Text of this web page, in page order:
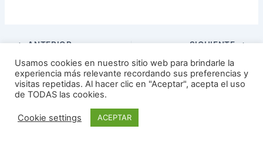
ANTERIOR SIGUIENTE
Tema Astra para WordPress
Usamos cookies en nuestro sitio web para brindarle la
experiencia más relevante recordando sus preferencias y
visitas repetidas. Al hacer clic en "Aceptar", acepta el uso
de TODAS las cookies.
Cookie settings ACEPTAR